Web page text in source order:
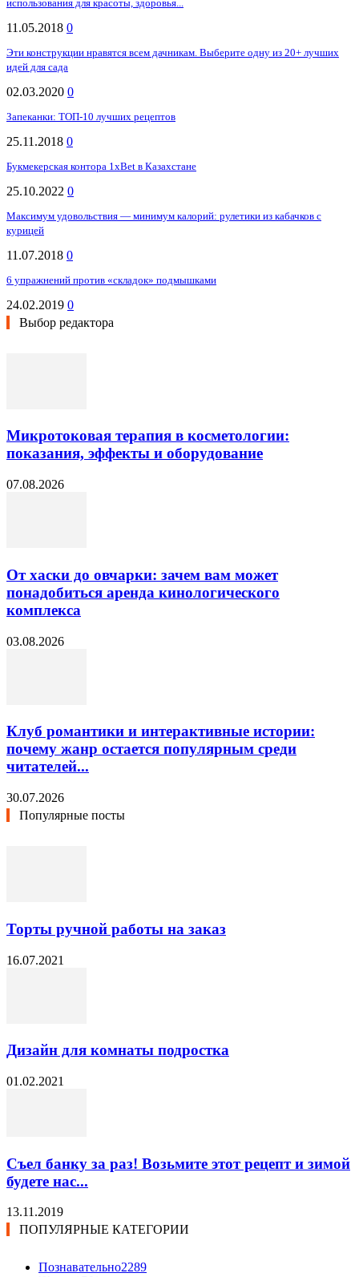
использования для красоты, здоровья...
11.05.2018 0
Эти конструкции нравятся всем дачникам. Выберите одну из 20+ лучших
идей для сада
02.03.2020 0
Запеканки: ТОП-10 лучших рецептов
25.11.2018 0
Букмекерская контора 1xBet в Казахстане
25.10.2022 0
Максимум удовольствия — минимум калорий: рулетики из кабачков с
курицей
11.07.2018 0
6 упражнений против «складок» подмышками
24.02.2019 0
Выбор редактора
Микротоковая терапия в косметологии:
показания, эффекты и оборудование
07.08.2026
От хаски до овчарки: зачем вам может
понадобиться аренда кинологического
комплекса
03.08.2026
Клуб романтики и интерактивные истории:
почему жанр остается популярным среди
читателей...
30.07.2026
Популярные посты
Торты ручной работы на заказ
16.07.2021
Дизайн для комнаты подростка
01.02.2021
Съел банку за раз! Возьмите этот рецепт и зимой
будете нас...
13.11.2019
ПОПУЛЯРНЫЕ КАТЕГОРИИ
Познавательно2289